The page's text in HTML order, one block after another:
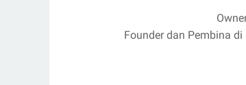
Founder dan Pembina